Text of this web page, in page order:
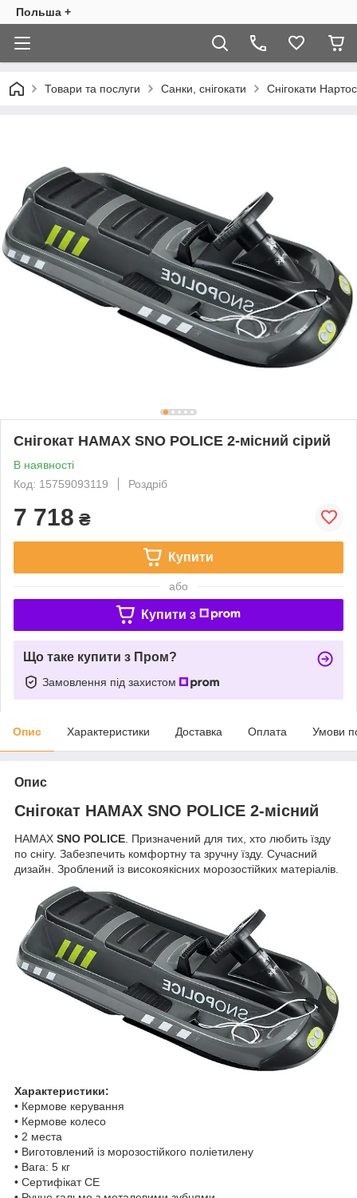
Польша +
Товари та послуги Санки, снігокати Снігокати
Снігокат HAMAX SNO POLICE 2-місний сірий
В наявності
Код: 15759093119
Роздріб
7 718 ₴
Купити
або
Купити з
Що таке купити з Пром?
Замовлення під захистом
Опис Характеристики Доставка Оплата Умови
Опис
Снігокат HAMAX SNO POLICE 2-місний
HAMAX SNO POLICE. Призначений для тих, хто любить їзду
по снігу. Забезпечить комфортну та зручну їзду. Сучасний
дизайн. Зроблений із високоякісних морозостійких матеріалів.
Характеристики:
• Кермове керування
• Кермове колесо
• 2 места
• Виготовлений із морозостійкого поліетилену
• Вага: 5 кг
• Сертифікат СЕ